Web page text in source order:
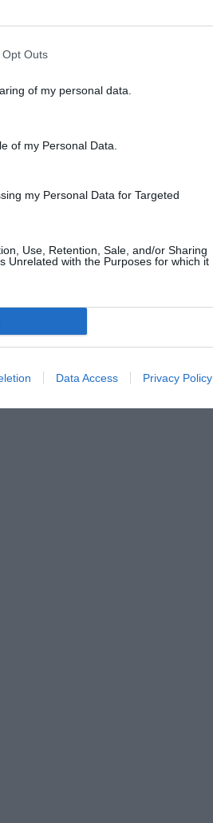
Outs
of my personal data.
of my Personal Data.
my Personal Data for Targeted
Use, Retention, Sale, and/or Sharing
Unrelated with the Purposes for which it
Data Access Privacy Policy